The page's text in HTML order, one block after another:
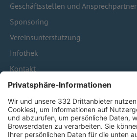
Geschäftsstellen und Ansprechpartner
Sponsoring
Vereinsunterstützung
Infothek
Kontakt
HÄUFIG BESUCHTE SEITEN
Pässe und Vereinswechsel
Trainerausbildung